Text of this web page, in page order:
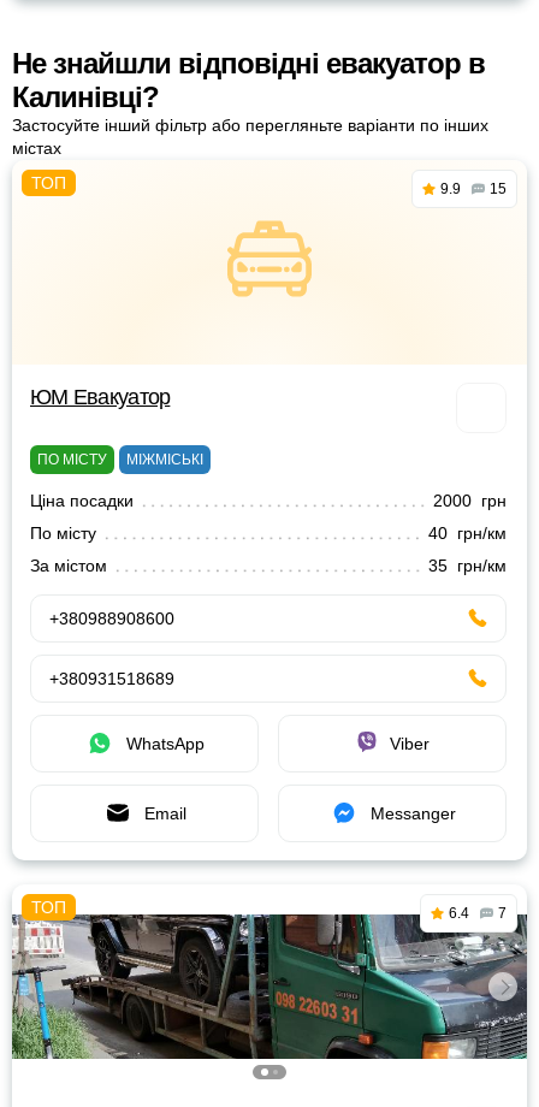
Не знайшли відповідні евакуатор в
Калинівці?
Застосуйте інший фільтр або перегляньте варіанти по інших
містах
9.9 15
ЮМ Евакуатор
ПО МІСТУ МІЖМІСЬКІ
Ціна посадки
2000 грн
По місту
40 грн/км
За містом
35 грн/км
+380988908600
+380931518689
WhatsApp Viber
Email Messanger
6.4 7